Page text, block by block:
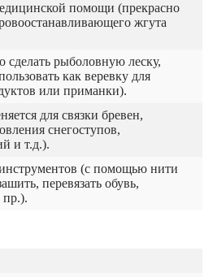
помощи (прекрасно
жгута
рыболовную леску,
как веревку для
или приманки).
для связки бревен,
снегоступов,
и т.д.).
(с помощью нити
перевязать обувь,
пр.).